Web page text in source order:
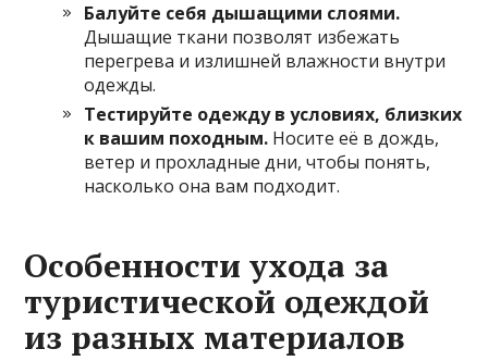
Балуйте себя дышащими слоями.
Дышащие ткани позволят избежать
перегрева и излишней влажности внутри
одежды.
Тестируйте одежду в условиях, близких
к вашим походным. Носите её в дождь,
ветер и прохладные дни, чтобы понять,
насколько она вам подходит.
Особенности ухода за
туристической одеждой
из разных материалов